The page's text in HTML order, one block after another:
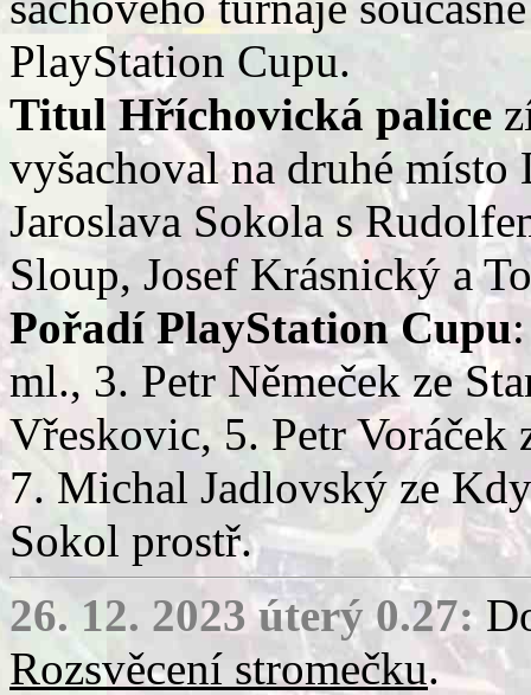
PlayStation Cupu.
Titul Hříchovická palice
vyšachoval na druhé
Jaroslava Sokola s
Sloup, Josef Krásnický a
Pořadí PlayStation Cupu
ml., 3. Petr Němeček ze
Vřeskovic, 5. Petr Voráček
7. Michal Jadlovský ze
Sokol prostř.
26. 12. 2023 úterý 0.27:
Rozsvěcení stromečku.